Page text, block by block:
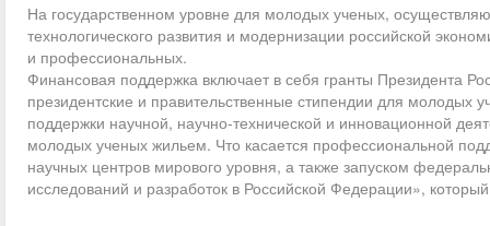
На государственном уровне для молодых ученых,
технологического развития и модернизации российской
и профессиональных.
Финансовая поддержка включает в себя гранты Президента
президентские и правительственные стипендии для
поддержки научной, научно-технической и инновационной
молодых ученых жильем. Что касается профессиональной
научных центров мирового уровня, а также запуском
исследований и разработок в Российской Федерации»,